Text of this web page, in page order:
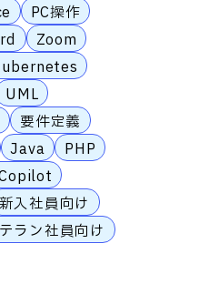
PC操作
Zoom
UML
要件定義
Java
PHP
新入社員向け
ラン社員向け